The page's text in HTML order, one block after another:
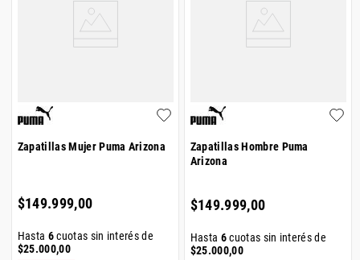
Zapatillas Mujer Puma Arizona
$149.999,00
Hasta 6cuotas sin interés de
$25.000,00
Zapatillas Hombre Puma
Arizona
$149.999,00
Hasta 6cuotas sin interés de
$25.000,00